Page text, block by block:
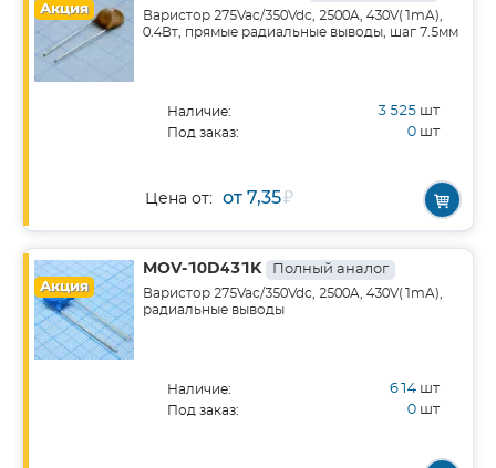
Акция
Варистор 275Vac/350Vdc, 2500A, 430V(1mA),
0.4Вт, прямые радиальные выводы, шаг 7.5мм
Наличие: 3 525 шт
Под заказ: 0 шт
Цена от: от 7,35₽
Акция
MOV-10D431K Полный аналог
Варистор 275Vac/350Vdc, 2500A, 430V(1mA),
радиальные выводы
Наличие: 614 шт
Под заказ: 0 шт